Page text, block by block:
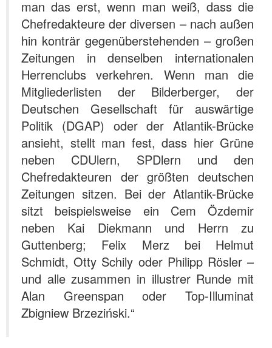
man das erst, wenn man weiß, dass die
Chefredakteure der diversen – nach außen
hin konträr gegenüberstehenden – großen
Zeitungen in denselben internationalen
Herrenclubs verkehren. Wenn man die
Mitgliederlisten der Bilderberger, der
Deutschen Gesellschaft für auswärtige
Politik (DGAP) oder der Atlantik-Brücke
ansieht, stellt man fest, dass hier Grüne
neben CDUlern, SPDlern und den
Chefredakteuren der größten deutschen
Zeitungen sitzen. Bei der Atlantik-Brücke
sitzt beispielsweise ein Cem Özdemir
neben Kai Diekmann und Herrn zu
Guttenberg; Felix Merz bei Helmut
Schmidt, Otty Schily oder Philipp Rösler –
und alle zusammen in illustrer Runde mit
Alan Greenspan oder Top-Illuminat
Zbigniew Brzeziński.“